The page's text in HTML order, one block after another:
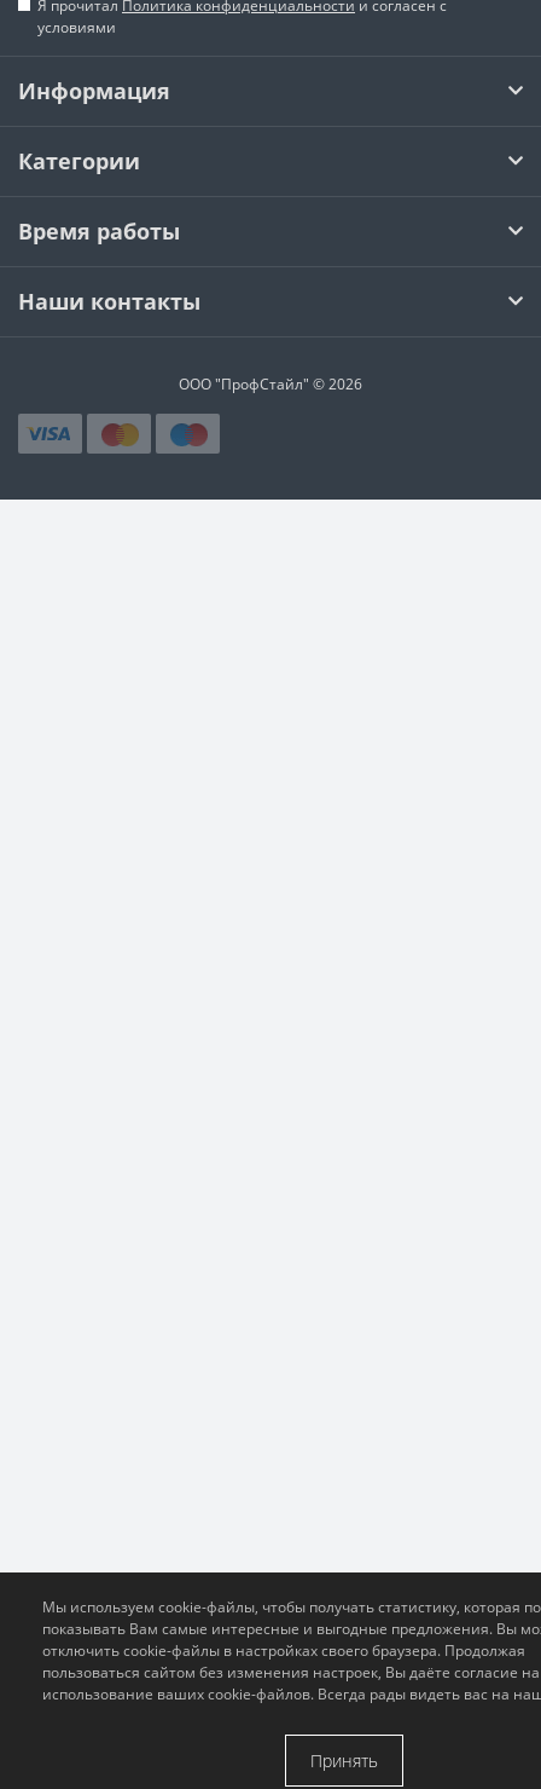
Я прочитал Политика конфиденциальности и согласен с
условиями
Информация
Категории
Время работы
Наши контакты
ООО "ПрофСтайл" © 2026
Мы используем cookie-файлы, чтобы получать статистику, которая
показывать Вам самые интересные и выгодные предложения. Вы
отключить cookie-файлы в настройках своего браузера. Продолжая
пользоваться сайтом без изменения настроек, Вы даёте согласие на
использование ваших cookie-файлов. Всегда рады видеть вас на
Принять